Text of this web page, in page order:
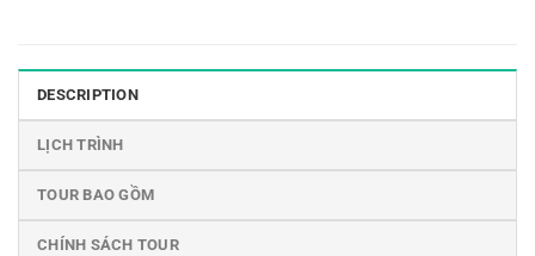
DESCRIPTION
LỊCH TRÌNH
TOUR BAO GỒM
CHÍNH SÁCH TOUR